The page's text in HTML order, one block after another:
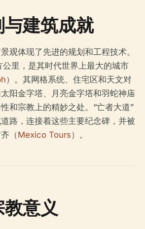
建筑成就
观体现了先进的规划和工程技术。
里，是其时代世界上最大的城市
）。其网格系统、住宅区和天文对
阳金字塔、月亮金字塔和羽蛇神庙
和宗教上的精妙之处。“亡者大道”
路，连接着这些主要纪念碑，并被
（Mexico Tours）。
意义